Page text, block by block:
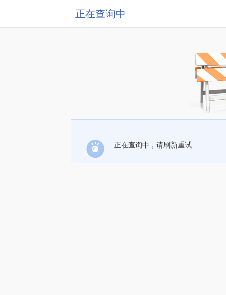
正在查询中
正在查询中，请刷新重试